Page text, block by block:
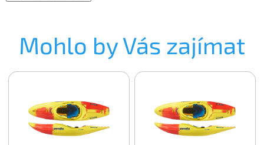
Mohlo by Vás zajímat